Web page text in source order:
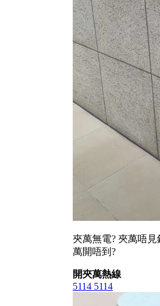
夾萬無電? 夾萬唔見
萬開唔到?
開夾萬熱線
5114 5114